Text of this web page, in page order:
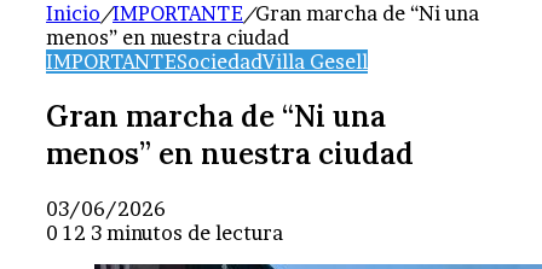
Inicio/IMPORTANTE/Gran marcha de “Ni una
menos” en nuestra ciudad
IMPORTANTESociedadVilla Gesell
Gran marcha de “Ni una
menos” en nuestra ciudad
03/06/2026
0 12 3 minutos de lectura